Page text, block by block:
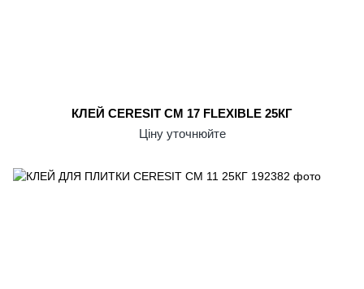
КЛЕЙ CERESIT CM 17 FLEXIBLE 25КГ
Ціну уточнюйте